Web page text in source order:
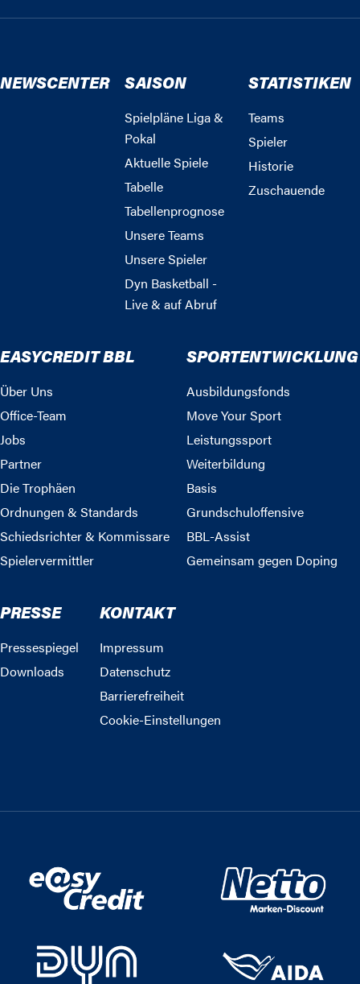
NEWSCENTER SAISON
Spielpläne Liga &
Pokal
Aktuelle Spiele
Tabelle
Tabellenprognose
Unsere Teams
Unsere Spieler
Dyn Basketball -
Live & auf Abruf
STATISTIKEN
Teams
Spieler
Historie
Zuschauende
EASYCREDIT BBL
Über Uns
Office-Team
Jobs
Partner
Die Trophäen
Ordnungen & Standards
Schiedsrichter & Kommissare
Spielervermittler
SPORTENTWICKLUNG
Ausbildungsfonds
Move Your Sport
Leistungssport
Weiterbildung
Basis
Grundschuloffensive
BBL-Assist
Gemeinsam gegen Doping
PRESSE
Pressespiegel
Downloads
KONTAKT
Impressum
Datenschutz
Barrierefreiheit
Cookie-Einstellungen